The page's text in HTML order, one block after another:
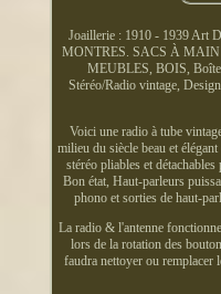
Joaillerie : 1910 - 1939 Art
MONTRES. SACS À
MEUBLES, BOIS,
Stéréo/Radio vintage,
Voici une radio à tube
milieu du siècle beau et
stéréo pliables et
Bon état, Haut-parleurs
phono et sorties de haut-
La radio & l'antenne
lors de la rotation des
faudra nettoyer ou remplacer